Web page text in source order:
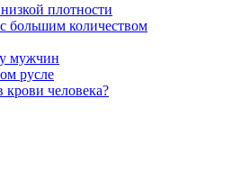
плотности
мужчин
крови человека?